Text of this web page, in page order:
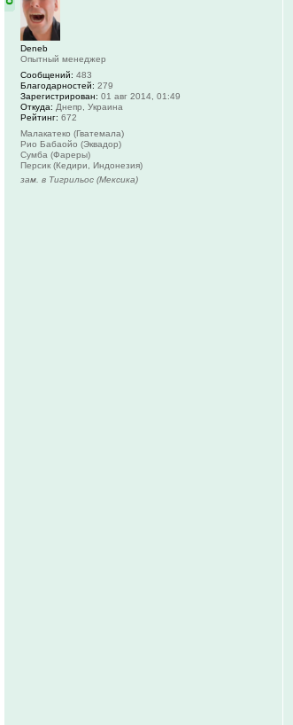
Deneb
Опытный менеджер
Сообщений: 483
Благодарностей: 279
Зарегистрирован: 01 авг 2014, 01:49
Откуда: Днепр, Украина
Рейтинг: 672
Малакатеко (Гватемала)
Рио Бабаойо (Эквадор)
Сумба (Фареры)
Персик (Кедири, Индонезия)
зам. в Тигрильос (Мексика)